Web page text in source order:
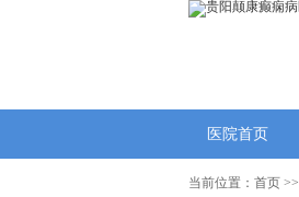
医院首页
当前位置： 首页 >>